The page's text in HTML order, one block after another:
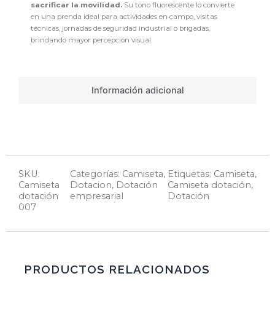
Información adicional
sacrificar la movilidad. Su tono fluorescente lo convierte
en una prenda ideal para actividades en campo, visitas
técnicas, jornadas de seguridad industrial o brigadas,
brindando mayor percepción visual.
SKU:
Camiseta
dotación
007
Categorías: Camiseta,
Dotacion, Dotación
empresarial
Etiquetas: Camiseta,
Camiseta dotación,
Dotación
PRODUCTOS RELACIONADOS